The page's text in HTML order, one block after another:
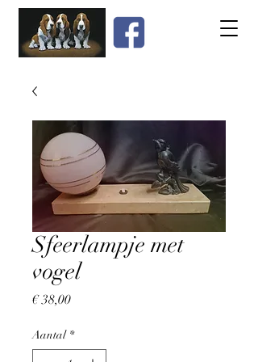
Sfeerlampje met
vogel
€ 38,00Prijs
Aantal *